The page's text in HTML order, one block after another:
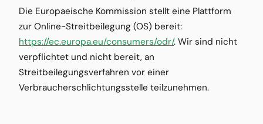
Die Europaeische Kommission stellt eine Plattform
zur Online-Streitbeilegung (OS) bereit:
https://ec.europa.eu/consumers/odr/. Wir sind nicht
verpflichtet und nicht bereit, an
Streitbeilegungsverfahren vor einer
Verbraucherschlichtungsstelle teilzunehmen.